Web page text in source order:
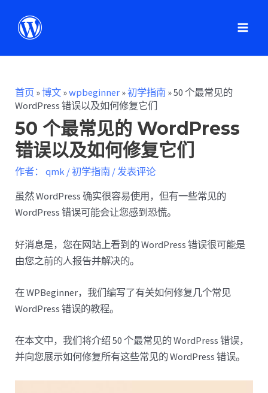
首页 »博文 »wpbeginner »初学指南 »50 个最常见的
WordPress 错误以及如何修复它们
50 个最常见的 WordPress
错误以及如何修复它们
作者： qmk /初学指南 /发表评论
虽然 WordPress 确实很容易使用，但有一些常见的
WordPress 错误可能会让您感到恐慌。
好消息是，您在网站上看到的 WordPress 错误很可能是
由您之前的人报告并解决的。
在 WPBeginner，我们编写了有关如何修复几个常见
WordPress 错误的教程。
在本文中，我们将介绍 50 个最常见的 WordPress 错误，
并向您展示如何修复所有这些常见的 WordPress 错误。